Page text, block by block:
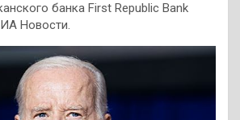
банка First Republic Bank
Новости.